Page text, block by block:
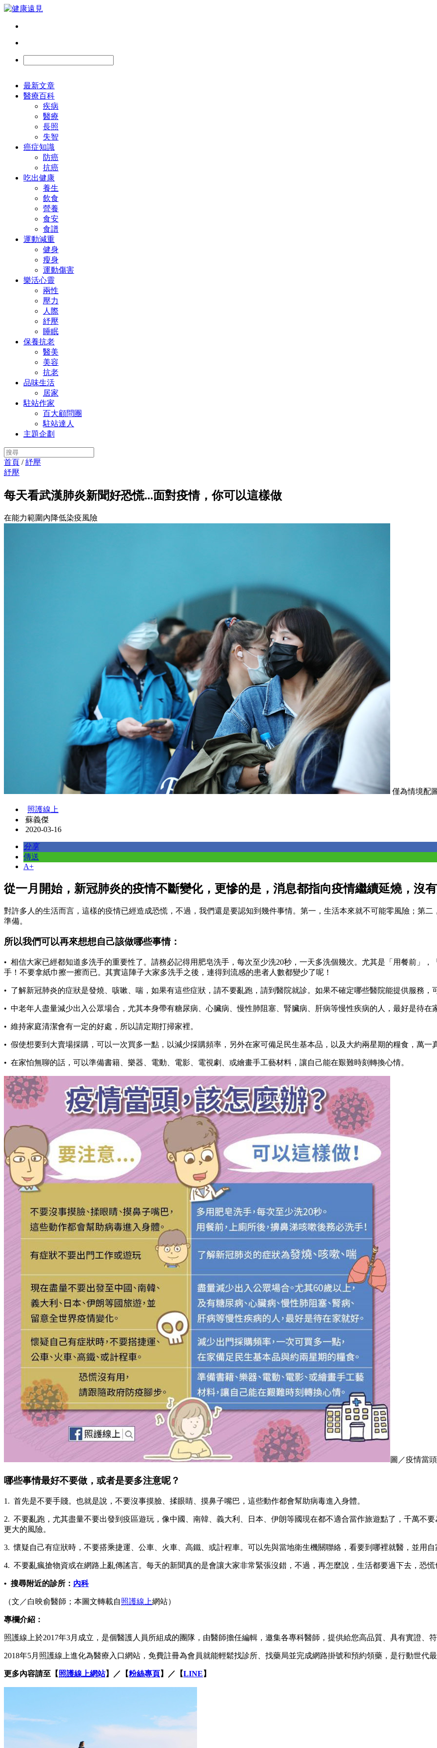
最新文章
醫療百科
疾病
醫療
長照
失智
癌症知識
防癌
抗癌
吃出健康
養生
飲食
營養
食安
食譜
運動減重
健身
瘦身
運動傷害
樂活心靈
兩性
壓力
人際
紓壓
睡眠
保養抗老
醫美
美容
抗老
品味生活
居家
駐站作家
百大顧問團
駐站達人
主題企劃
首頁 /紓壓
紓壓
每天看武漢肺炎新聞好恐慌...面對疫情，你可以這樣做
在能力範圍內降低染疫風險
僅為情境配
照護線上
蘇義傑
2020-03-16
分享
傳送
A+
從一月開始，新冠肺炎的疫情不斷變化，更慘的是，消息都指向疫情繼續延燒，沒
對許多人的生活而言，這樣的疫情已經造成恐慌，不過，我們還是要認知到幾件事情。第一，生活本來就不可能零風險；第
準備。
所以我們可以再來想想自己該做哪些事情：
• 相信大家已經都知道多洗手的重要性了。請務必記得用肥皂洗手，每次至少洗20秒，一天多洗個幾次。尤其是「用餐前」
手！不要拿紙巾擦一擦而已。其實這陣子大家多洗手之後，連得到流感的患者人數都變少了呢！
• 了解新冠肺炎的症狀是發燒、咳嗽、喘，如果有這些症狀，請不要亂跑，請到醫院就診。如果不確定哪些醫院能提供服務
• 中老年人盡量減少出入公眾場合，尤其本身帶有糖尿病、心臟病、慢性肺阻塞、腎臟病、肝病等慢性疾病的人，最好是待在
• 維持家庭清潔會有一定的好處，所以請定期打掃家裡。
• 假使想要到大賣場採購，可以一次買多一點，以減少採購頻率，另外在家可備足民生基本品，以及大約兩星期的糧食，萬一
• 在家怕無聊的話，可以準備書籍、樂器、電動、電影、電視劇、或繪畫手工藝材料，讓自己能在艱難時刻轉換心情。
圖／疫情當
哪些事情最好不要做，或者是要多注意呢？
1. 首先是不要手賤。也就是說，不要沒事摸臉、揉眼睛、摸鼻子嘴巴，這些動作都會幫助病毒進入身體。
2. 不要亂跑，尤其盡量不要出發到疫區遊玩，像中國、南韓、義大利、日本、伊朗等國現在都不適合當作旅遊點了，千萬不
更大的風險。
3. 懷疑自己有症狀時，不要搭乘捷運、公車、火車、高鐵、或計程車。可以先與當地衛生機關聯絡，看要到哪裡就醫，並用
4. 不要亂瘋搶物資或在網路上亂傳謠言。每天的新聞真的是會讓大家非常緊張沒錯，不過，再怎麼說，生活都要過下去，恐
• 搜尋附近的診所 ： 內科
（文／白映俞醫師；本圖文轉載自照護線上網站）
專欄介紹：
照護線上於2017年3月成立，是個醫護人員所組成的團隊，由醫師擔任編輯，邀集各專科醫師，提供給您高品質、具有實證、
2018年5月照護線上進化為醫療入口網站，免費註冊為會員就能輕鬆找診所、找藥局並完成網路掛號和預約領藥，是行動世代
更多內容請至【照護線上網站】／【粉絲專頁】／【LINE 】